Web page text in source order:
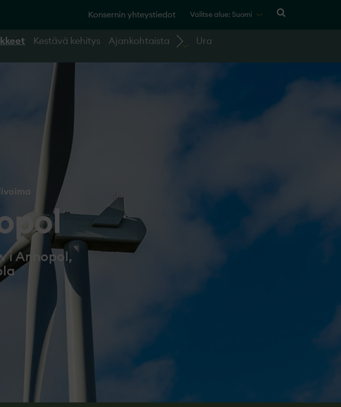
Konsernin yhteystiedot Valitse alue: Suomi
Kestävä kehitys Ajankohtaista Ura
i Annopol,